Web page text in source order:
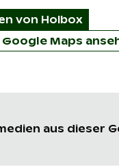
von Holbox
Maps
aus dieser